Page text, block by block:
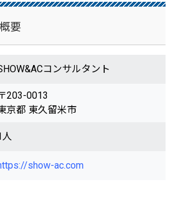
要
コンサルタント
203-0013
京都 東久留米市
人
show-ac.com